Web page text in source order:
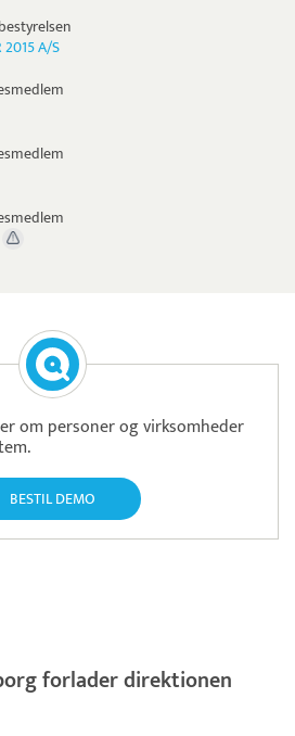
2015 A/S
om personer og virksomheder
BESTIL DEMO
forlader direktionen